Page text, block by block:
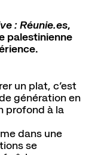
: Réunie.es,
palestinienne
un plat, c’est
génération en
profond à la
dans une
se